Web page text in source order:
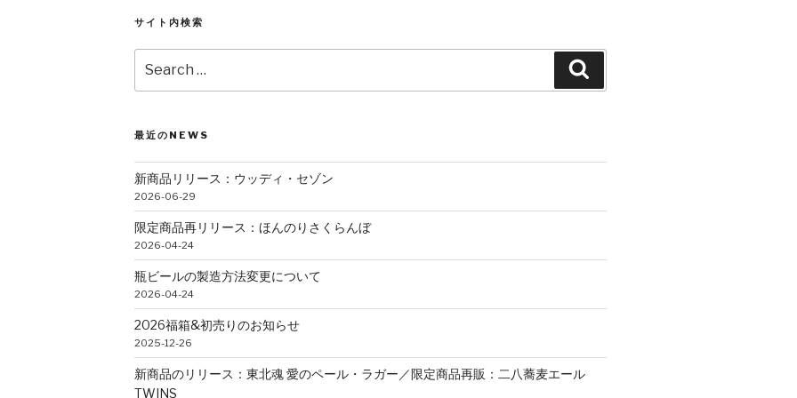
サイト内検索
for:
最近のNEWS
新商品リリース：ウッディ・セゾン
2026-06-29
限定商品再リリース：ほんのりさくらんぼ
2026-04-24
瓶ビールの製造方法変更について
2026-04-24
2026福箱&初売りのお知らせ
2025-12-26
新商品のリリース：東北魂 愛のペール・ラガー／限定商品再販：二八蕎麦エール
TWINS